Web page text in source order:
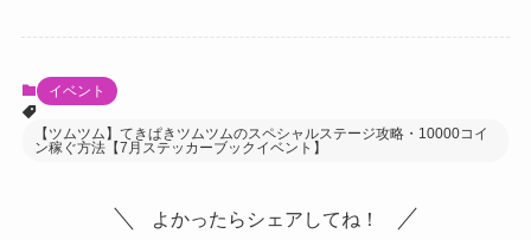
イベント
【ツムツム】てきぱきツムツムのスペシャルステージ攻略・10000コイ
ン稼ぐ方法【7月ステッカーブックイベント】
よかったらシェアしてね！